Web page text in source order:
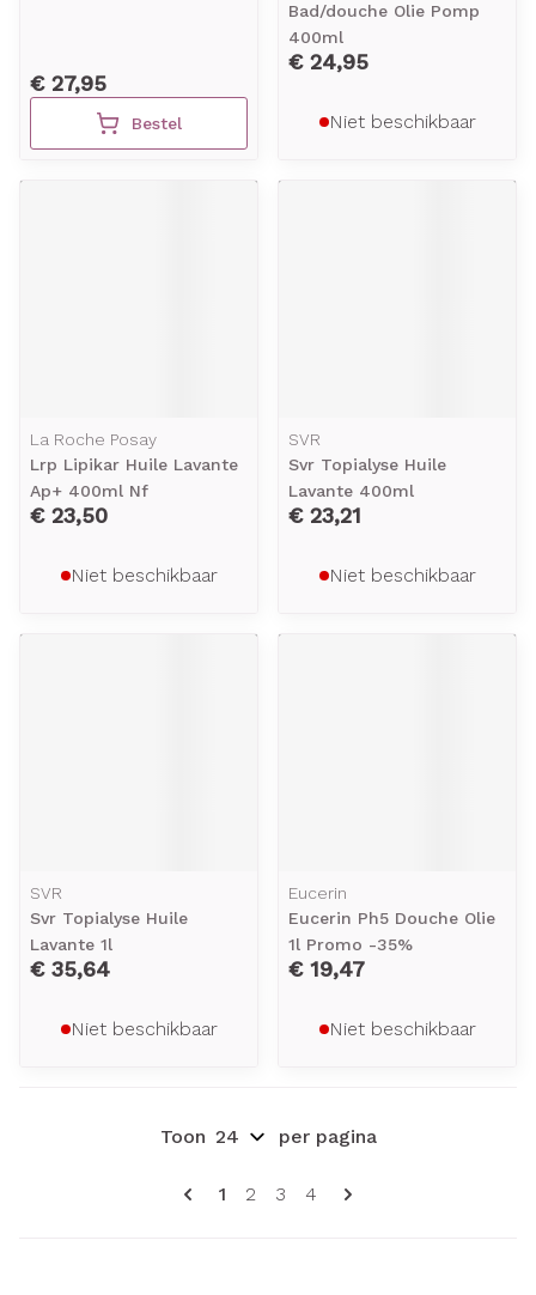
€ 27,95
Bestel
Bad/douche Olie Pomp
400ml
€ 24,95
Niet beschikbaar
La Roche Posay
Lrp Lipikar Huile Lavante
Ap+ 400ml Nf
€ 23,50
Niet beschikbaar
SVR
Svr Topialyse Huile
Lavante 400ml
€ 23,21
Niet beschikbaar
SVR
Svr Topialyse Huile
Lavante 1l
€ 35,64
Niet beschikbaar
Eucerin
Eucerin Ph5 Douche Olie
1l Promo -35%
€ 19,47
Niet beschikbaar
Pagina's
U lees momenteel pagina
1 Pagina
2 Pagina
3 Pagina
4
Toon per pagina